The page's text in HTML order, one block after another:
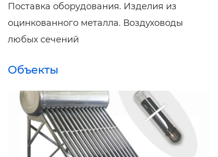
Поставка оборудования. Изделия из
оцинкованного металла. Воздуховоды
любых сечений
Объекты